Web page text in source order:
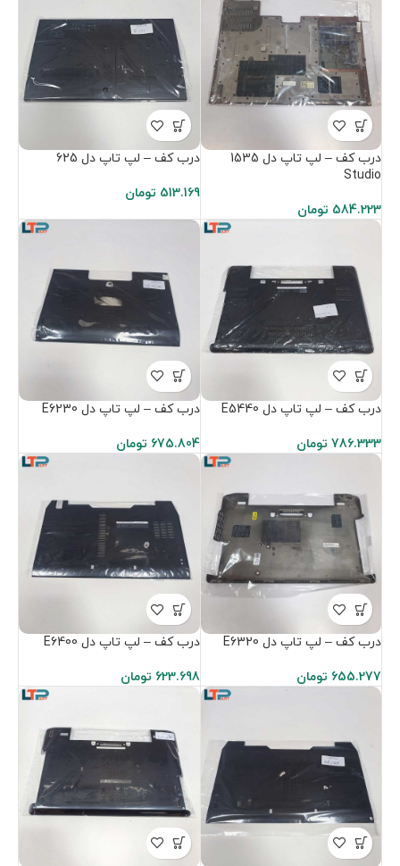
درب کف – لپ تاپ دل 1535
Studio
584.223 تومان
درب کف – لپ تاپ دل 625
513.169 تومان
درب کف – لپ تاپ دل E5440
786.333 تومان
درب کف – لپ تاپ دل E6230
675.804 تومان
درب کف – لپ تاپ دل E6320
655.277 تومان
درب کف – لپ تاپ دل E6400
623.698 تومان